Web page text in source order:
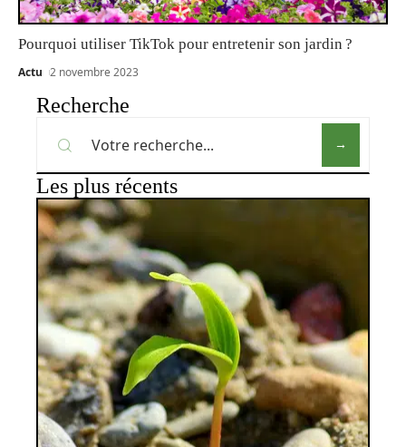
Pourquoi utiliser TikTok pour entretenir son jardin ?
Actu 2 novembre 2023
Recherche
Les plus récents